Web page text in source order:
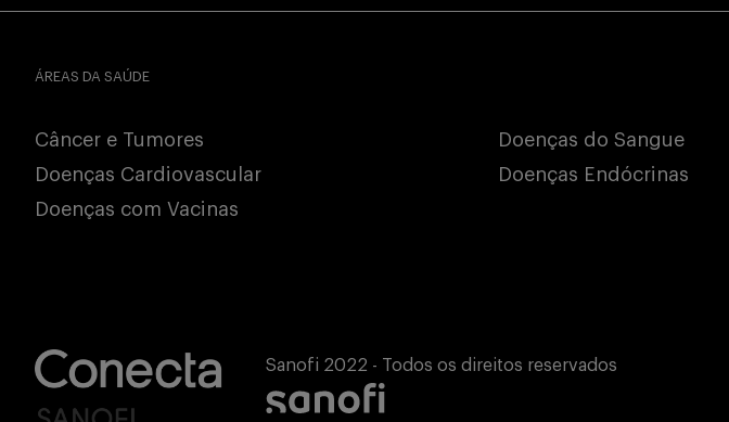
ÁREAS DA SAÚDE
Câncer e Tumores
Doenças Cardiovascular
Doenças com Vacinas
Doenças do Sangue
Doenças Endócrinas
Sanofi 2022 - Todos os direitos reservados